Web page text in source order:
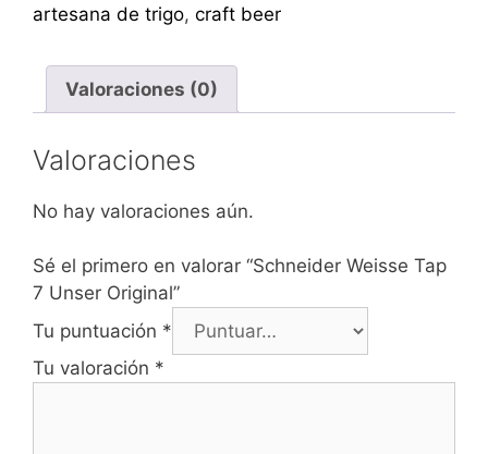
artesana de trigo, craft beer
Valoraciones (0)
Valoraciones
No hay valoraciones aún.
Sé el primero en valorar “Schneider Weisse Tap
7 Unser Original”
Tu puntuación *
Tu valoración *